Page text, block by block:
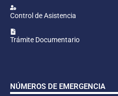
Control de Asistencia
Trámite Documentario
NÚMEROS DE EMERGENCIA